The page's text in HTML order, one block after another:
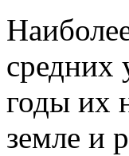
средних
годы их
земле и